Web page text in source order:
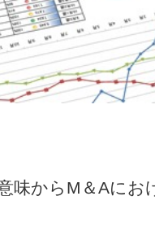
味からM＆Aにお